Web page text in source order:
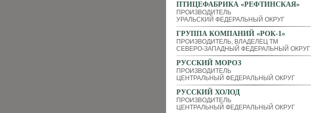
ПТИЦЕФАБРИКА «РЕФТИНСКАЯ»
ПРОИЗВОДИТЕЛЬ
УРАЛЬСКИЙ ФЕДЕРАЛЬНЫЙ ОКРУГ
ГРУППА КОМПАНИЙ «РОК-1»
ПРОИЗВОДИТЕЛЬ, ВЛАДЕЛЕЦ ТМ
СЕВЕРО-ЗАПАДНЫЙ ФЕДЕРАЛЬНЫЙ ОКРУГ
РУССКИЙ МОРОЗ
ПРОИЗВОДИТЕЛЬ
ЦЕНТРАЛЬНЫЙ ФЕДЕРАЛЬНЫЙ ОКРУГ
РУССКИЙ ХОЛОД
ПРОИЗВОДИТЕЛЬ
ЦЕНТРАЛЬНЫЙ ФЕДЕРАЛЬНЫЙ ОКРУГ